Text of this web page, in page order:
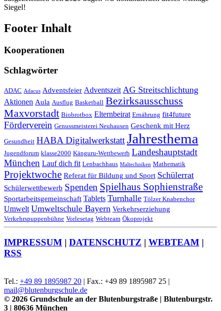
Siegel!
Footer Inhalt
Kooperationen
Schlagwörter
ADAC Adacus Adventsfeier Adventszeit AG Streitschlichtung
Aktionen Aula Ausflug Basketball Bezirksausschuss
Maxvorstadt Biobrotbox Elternbeirat Ernährung fit4future
Förderverein Genussmeisterei Neuhausen Geschenk mit Herz
Gesundheit HABA DigitalwerkstattJahresthema
Jugendforum klasse2000 Känguru-Wettbewerb Landeshauptstadt
München Lauf dich fit Lenbachhaus Maltechniken Mathematik
Projektwoche Referat für Bildung und Sport Schülerrat
Schülerwettbewerb Spenden Spielhaus Sophienstraße
Sportarbeitsgemeinschaft Tablets Turnhalle Tölzer Knabenchor
Umwelt Umweltschule Bayern Verkehrserziehung
Verkehrspuppenbühne Vorlesetag Webteam Ökoprojekt
IMPRESSUM | DATENSCHUTZ | WEBTEAM |
RSS
Tel.: +49 89 1895987 20 | Fax.: +49 89 1895987 25 |
mail@blutenburgschule.de
© 2026 Grundschule an der Blutenburgstraße | Blutenburgstr.
3 | 80636 München